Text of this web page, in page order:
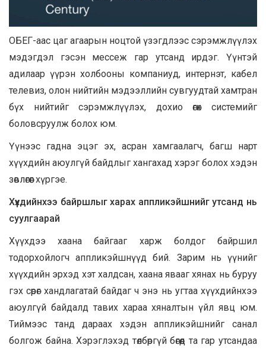
ОБЕГ-аас цаг агаарын ноцтой үзэгдлээс сэрэмжлүүлэх
мэдэгдэл гэсэн мессеж гар утсанд ирдэг. Үүнтэй
адилаар үүрэн холбооны компаниуд, интернэт, кабел
телевиз, олон нийтийн мэдээллийн сувгуудтай хамтран
бүх нийтийг сэрэмжлүүлэх, дохио өгөх системийг
боловсруулж болох юм.
Үүнээс гадна эцэг эх, асран хамгаалагч, багш нарт
хүүхдийн аюулгүй байдлыг хангахад хэрэг болох хэдэн
зөвлөгөөг хүргэе.
Хүүхдийнхээ байршлыг харах аппликэйшнийг утсанд нь
суулгаарай
Хүүхдээ хаана байгааг харж болдог байршил
тодорхойлогч аппликэйшнүүд бий. Зарим нь үүнийг
хүүхдийн эрхэд хэт халдсан, хаана явааг хянах нь буруу
гэх сөрөг хандлагатай байдаг ч энэ нь угтаа хүүхдийнхээ
аюулгүй байдалд тавих хараа хяналтын үйл явц юм.
Тиймээс танд дараах хэдэн аппликэйшнийг санал
болгож байна. Хэрэглэхэд төлбөргүй бөгөөд та гар утсандаа